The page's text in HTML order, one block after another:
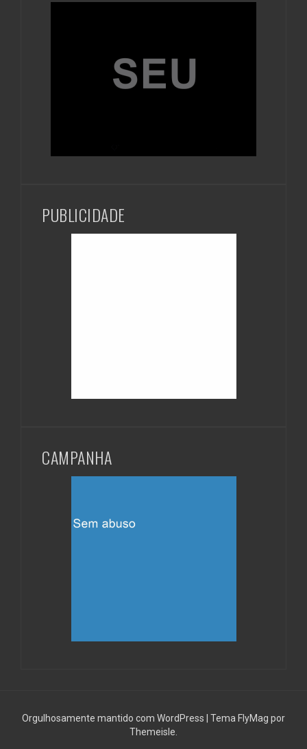
PUBLICIDADE
CAMPANHA
Orgulhosamente mantido com WordPress | Tema FlyMag por
Themeisle.